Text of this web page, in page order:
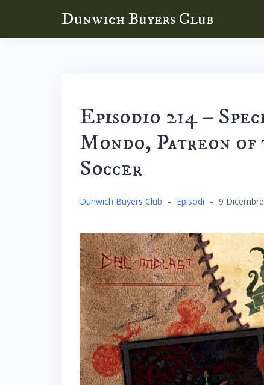
Dunwich Buyers Club
Episodio 214 –
Mondo, Patreon
Soccer
Dunwich Buyers Club – Episodi – 9